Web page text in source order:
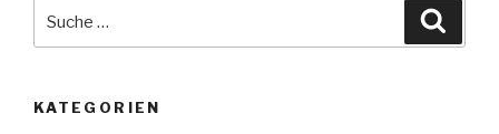
nach:
KATEGORIEN